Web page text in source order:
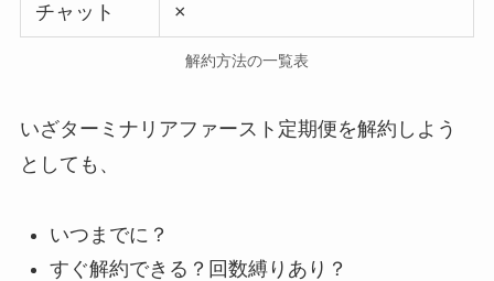
チャット ×
解約方法の一覧表
いざターミナリアファースト定期便を解約しよう
としても、
いつまでに？
すぐ解約できる？回数縛りあり？